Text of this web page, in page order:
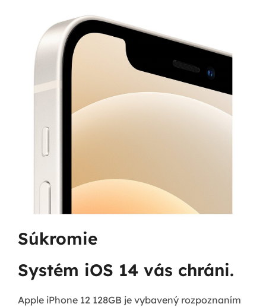
Súkromie
Systém iOS 14 vás chráni.
Apple iPhone 12 128GB je vybavený rozpoznaním